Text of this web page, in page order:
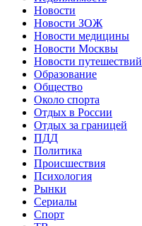
Новости
Новости ЗОЖ
Новости медицины
Новости Москвы
Новости путешествий
Образование
Общество
Около спорта
Отдых в России
Отдых за границей
ПДД
Политика
Происшествия
Психология
Рынки
Сериалы
Спорт